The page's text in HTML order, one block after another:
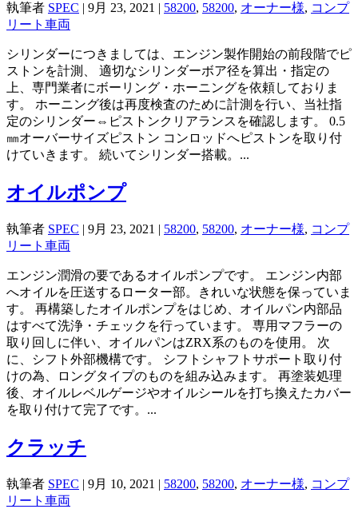
執筆者 SPEC | 9月 23, 2021 | 58200, 58200, オーナー様, コンプ
リート車両
シリンダーにつきましては、エンジン製作開始の前段階でピ
ストンを計測、 適切なシリンダーボア径を算出・指定の
上、専門業者にボーリング・ホーニングを依頼しておりま
す。 ホーニング後は再度検査のために計測を行い、当社指
定のシリンダー⇔ピストンクリアランスを確認します。 0.5
㎜オーバーサイズピストン コンロッドへピストンを取り付
けていきます。 続いてシリンダー搭載。...
オイルポンプ
執筆者 SPEC | 9月 23, 2021 | 58200, 58200, オーナー様, コンプ
リート車両
エンジン潤滑の要であるオイルポンプです。 エンジン内部
へオイルを圧送するローター部。きれいな状態を保っていま
す。 再構築したオイルポンプをはじめ、オイルパン内部品
はすべて洗浄・チェックを行っています。 専用マフラーの
取り回しに伴い、オイルパンはZRX系のものを使用。 次
に、シフト外部機構です。 シフトシャフトサポート取り付
けの為、ロングタイプのものを組み込みます。 再塗装処理
後、オイルレベルゲージやオイルシールを打ち換えたカバー
を取り付けて完了です。...
クラッチ
執筆者 SPEC | 9月 10, 2021 | 58200, 58200, オーナー様, コンプ
リート車両